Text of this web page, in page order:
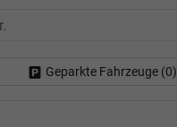
Geparkte Fahrzeuge (0)